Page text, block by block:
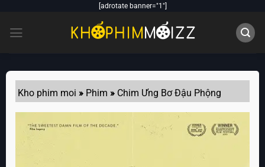
content
[adrotate banner="1"]
Kho phim moi » Phim » Chim Ưng Bơ Đậu Phộng